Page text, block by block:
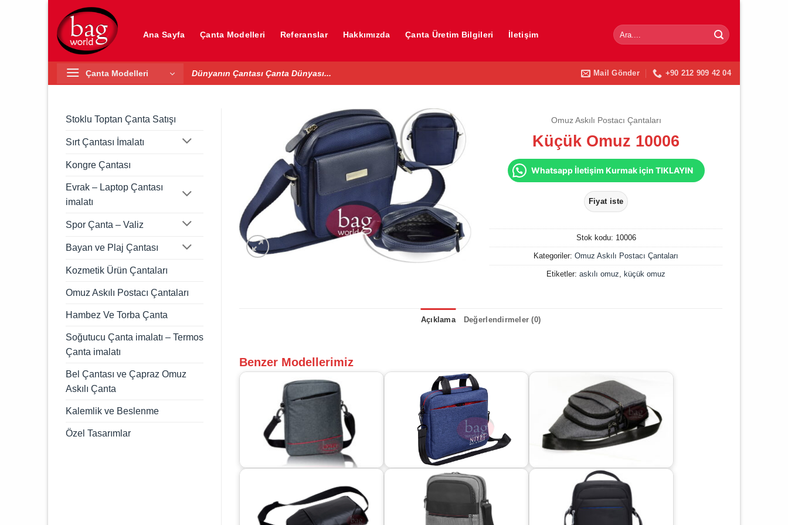
atla
Ana Sayfa Çanta Modelleri Referanslar Hakkımızda Çanta Üretim Bilgileri İletişim
Ara:
Çanta Modelleri Dünyanın Çantası Çanta Dünyası... Mail Gönder +90 212 909 42 04
Stoklu Toptan Çanta Satışı
Sırt Çantası İmalatı
Kongre Çantası
Evrak – Laptop Çantası
imalatı
Spor Çanta – Valiz
Bayan ve Plaj Çantası
Kozmetik Ürün Çantaları
Omuz Askılı Postacı Çantaları
Hambez Ve Torba Çanta
Soğutucu Çanta imalatı – Termos
Çanta imalatı
Bel Çantası ve Çapraz Omuz
Askılı Çanta
Kalemlik ve Beslenme
Özel Tasarımlar
Omuz Askılı Postacı Çantaları
Küçük Omuz 10006
Whatsapp İletişim Kurmak için TIKLAYIN
Stok kodu: 10006
Kategoriler: Omuz Askılı Postacı Çantaları
Etiketler: askılı omuz, küçük omuz
Açıklama Değerlendirmeler (0)
Benzer Modellerimiz